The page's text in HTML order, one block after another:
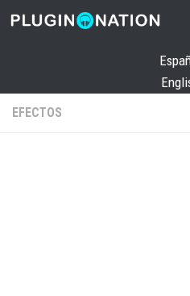
Saltar al contenido
EFECTOS